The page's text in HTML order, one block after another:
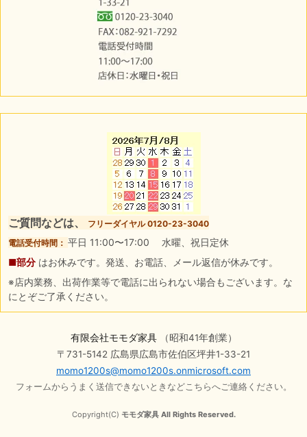
ご質問などは、
フリーダイヤル 0120-23-3040
電話受付時間： 平日 11:00〜17:00 水曜、祝日定休
■部分 はお休みです。発送、お電話、メール返信が休みです。
※店内業務、出荷作業等で電話に出られない場合もございます。な
にとぞご了承ください。
有限会社モモダ家具（昭和41年創業）
〒731-5142 広島県広島市佐伯区坪井1-33-21
momo1200s@momo1200s.onmicrosoft.com
フォームからうまく送信できないときなどこちらへご連絡ください。
Copyright(C) モモダ家具 All Rights Reserved.